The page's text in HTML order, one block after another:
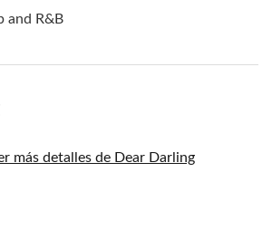
and R&B
más detalles de Dear Darling